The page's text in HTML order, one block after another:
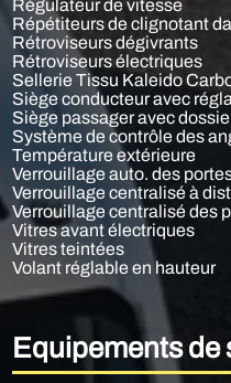
Régulateur de vitesse
Répétiteurs de clignotant
Rétroviseurs dégivrants
Rétroviseurs électriques
Sellerie Tissu Kaleido
Siège conducteur avec
Siège passager avec
Système de contrôle des
Température extérieure
Verrouillage auto. des
Verrouillage centralisé à
Verrouillage centralisé des
Vitres avant électriques
Vitres teintées
Volant réglable en hauteur
Equipements de